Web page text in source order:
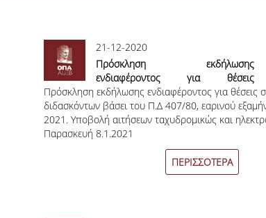
21-12-2020
Πρόσκληση εκδήλωσης
ενδιαφέροντος για θέσεις
συμβασιούχων διδασκόντων βάσει
του Π.Δ 407/80, εαρινού εξαμήνου
2020-2021.
Πρόσκληση εκδήλωσης ενδιαφέροντος για θέσεις
διδασκόντων βάσει του Π.Δ 407/80, εαρινού
2021. Υποβολή αιτήσεων ταχυδρομικώς και
Παρασκευή 8.1.2021
ΠΕΡΙΣΣΟΤΕΡΑ